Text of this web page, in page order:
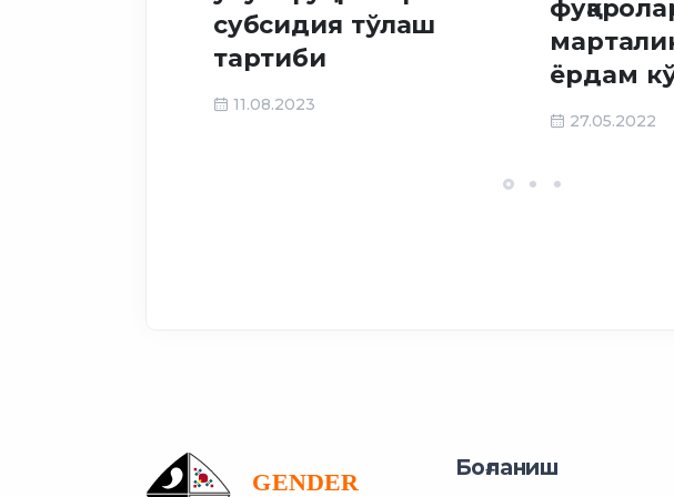
субсидия тўлаш
тартиби
11.08.2023
ёрдам
27.05.2022
Боғланиш